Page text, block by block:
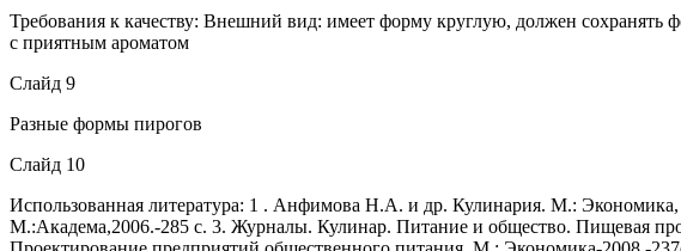
Требования к качеству: Внешний вид: имеет форму круглую, должен сохранять
с приятным ароматом
Слайд 9
Разные формы пирогов
Слайд 10
Использованная литература: 1 . Анфимова Н.А. и др. Кулинария. М.:
М.:Академа,2006.-285 с. 3. Журналы. Кулинар. Питание и общество. Пищевая